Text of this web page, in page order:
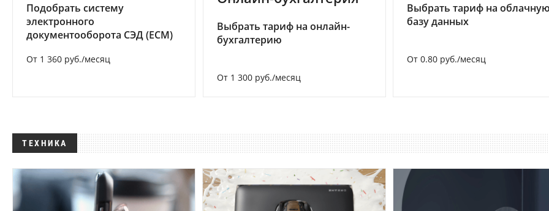
Подобрать систему
электронного
документооборота СЭД (ECM)
От 1 360 руб./месяц
Выбрать тариф на онлайн-
бухгалтерию
От 1 300 руб./месяц
Выбрать тариф на
базу данных
От 0.80 руб./месяц
ТЕХНИКА